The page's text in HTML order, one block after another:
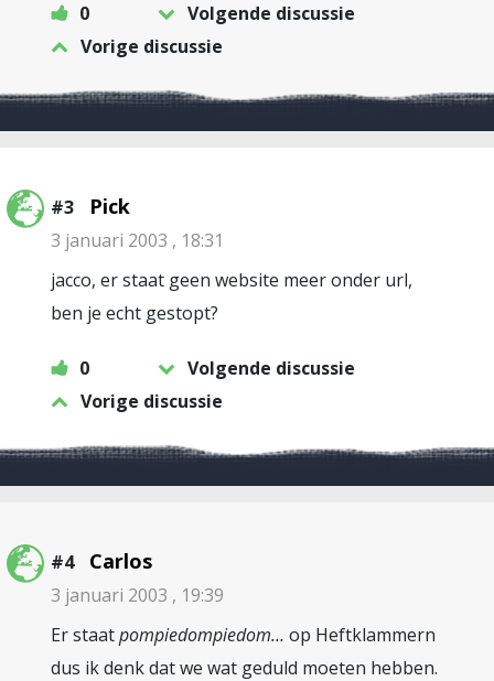
0
Volgende discussie
Vorige discussie
#3 Pick
3 januari 2003 , 18:31
jacco, er staat geen website meer onder url,
ben je echt gestopt?
0
Volgende discussie
Vorige discussie
#4 Carlos
3 januari 2003 , 19:39
Er staatpompiedompiedom… op Heftklammern
dus ik denk dat we wat geduld moeten hebben.